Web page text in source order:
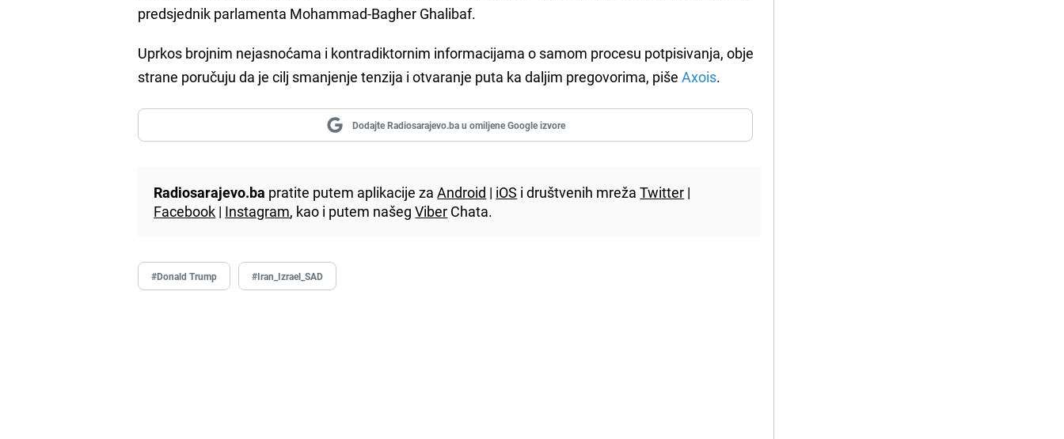
predsjednik parlamenta Mohammad-Bagher Ghalibaf.
Uprkos brojnim nejasnoćama i kontradiktornim informacijama o samom procesu potpisivanja, obje
strane poručuju da je cilj smanjenje tenzija i otvaranje puta ka daljim pregovorima, pišeAxois.
Dodajte Radiosarajevo.ba u omiljene Google izvore
Radiosarajevo.ba pratite putem aplikacije zaAndroid | iOS i društvenih mrežaTwitter |
Facebook | Instagram, kao i putem našegViber Chata.
#Donald Trump #Iran_Izrael_SAD